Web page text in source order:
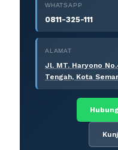
WHATSAPP
0811-325-111
ALAMAT
Jl. MT. Haryono
Tengah, Kota